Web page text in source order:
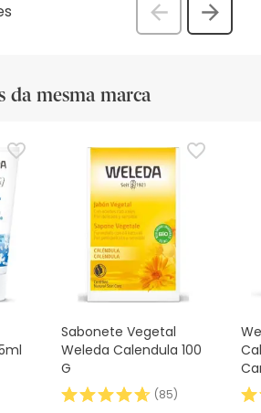
Anterior
mesma marca
Sabonete Vegetal
Weleda Calendula 100
G
(85)